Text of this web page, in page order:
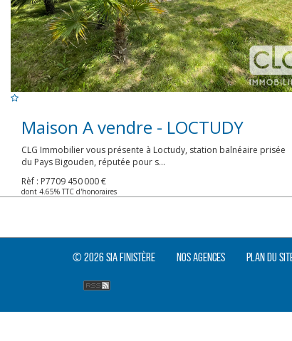
Maison A vendre - LOCTUDY
CLG Immobilier vous présente à Loctudy, station balnéaire prisée
du Pays Bigouden, réputée pour s...
Rèf : P7709 450 000 €
dont 4.65% TTC d'honoraires
© 2026 SIA Finistère Nos agences Plan du